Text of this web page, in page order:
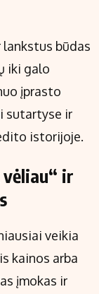
būdas
iki galo
įprasto
sutartyse ir
istorijoje.
ir
veikia
kainos arba
įmokas ir